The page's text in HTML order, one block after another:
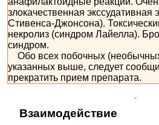
злокачественная экссудативная
Стивенса-Джонсона).
некролиз (синдром Лайелла).
синдром.
Обо всех побочных
указанных выше, следует
прекратить прием препарата.
Взаимодействие